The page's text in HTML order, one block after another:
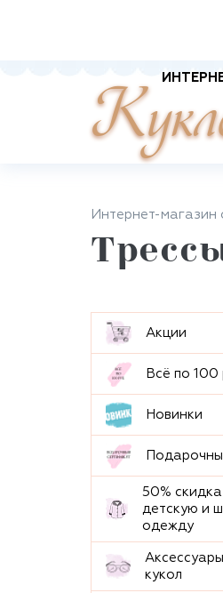
Интернет-магазин
Aкции
Всё по 100
Новинки
50%
детскую и
одежду
кукол